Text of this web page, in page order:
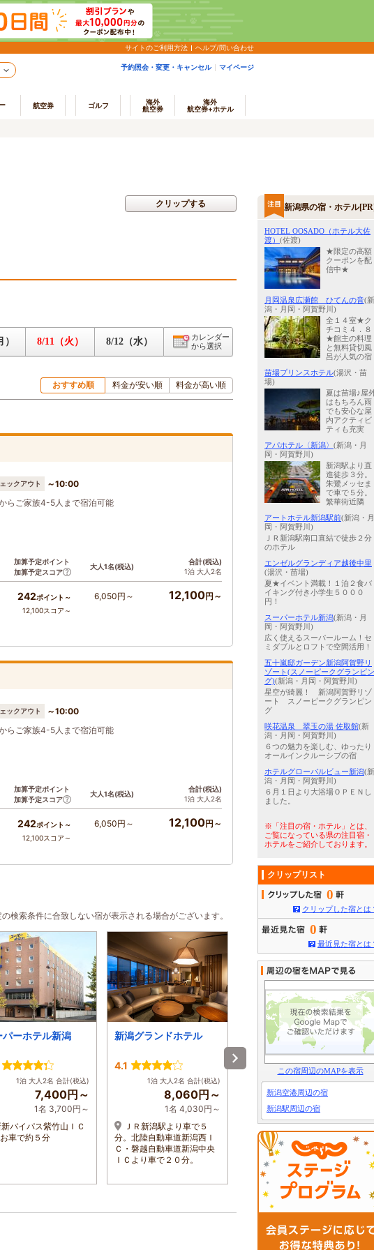
サイトのご利用方法 ヘルプ/問い合わせ
予約照会・変更・キャンセル マイページ
航空券 ゴルフ
海外
航空券
海外
航空券+ホテル
クリップする
8/11（火） 8/12（水）
カレンダー
から選択
おすすめ順 料金が安い順 料金が高い順
ックアウト
～10:00
らご家族4-5人まで宿泊可能
加算予定ポイント
加算予定スコア
大人1名(税込)
合計(税込)
1泊 大人2名
242ポイント～
12,100スコア～
6,050円～ 12,100円～
ックアウト
～10:00
らご家族4-5人まで宿泊可能
加算予定ポイント
加算予定スコア
大人1名(税込)
合計(税込)
1泊 大人2名
242ポイント～
12,100スコア～
6,050円～ 12,100円～
検索条件に合致しない宿が表示される場合がございます。
パーホテル新潟
1泊 大人2名 合計(税込)
7,400円～
1名 3,700円～
バイパス紫竹山ＩＣ
車で約５分
新潟グランドホテル
4.1
1泊 大人2名 合計(税込)
8,060円～
1名 4,030円～
ＪＲ新潟駅より車で５
分。北陸自動車道新潟西Ｉ
Ｃ・磐越自動車道新潟中央
ＩＣより車で２０分。
ホテルオークラ新潟
4.3
1泊 大人2名 合計(税込)
7,000円～
1名 3,500円～
JR新潟駅万代口→タクシ
ーで5分、 新潟空港タクシ
ー→30分、朱鷺メッセや新
潟県民会館へもアクセス良
新潟県の宿・ホテル
HOTEL OOSADO（ホテル大佐
渡） (佐渡)
★限定の高額
クーポンを配
信中★
月岡温泉広瀬館 ひてんの音(新
潟・月岡・阿賀野川)
全１４室★ク
チコミ４．８
★館主の料理
と無料貸切風
呂が人気の宿
苗場プリンスホテル(湯沢・苗
場)
夏は苗場♪屋
はもちろん雨
でも安心な屋
内アクティビ
ティも充実
アパホテル〈新潟〉 (新潟・月
岡・阿賀野川)
新潟駅より直
進徒歩３分。
朱鷺メッセま
で車で５分。
繁華街近隣
アートホテル新潟駅前(新潟・月
岡・阿賀野川)
ＪＲ新潟駅南口直結で徒歩２分
のホテル
エンゼルグランディア越後中里
(湯沢・苗場)
夏★イベント満載！１泊２食バ
イキング付き小学生５０００
円！
スーパーホテル新潟(新潟・月
岡・阿賀野川)
広く使えるスーパールーム！セ
ミダブルとロフトで空間活用！
五十嵐邸ガーデン新潟阿賀野リ
ゾート(スノーピークグランピン
グ)(新潟・月岡・阿賀野川)
星空が綺麗！ 新潟阿賀野リゾ
ート スノーピークグランピン
グ
咲花温泉 翠玉の湯 佐取館(新
潟・月岡・阿賀野川)
６つの魅力を楽しむ、ゆったり
オールインクルーシブの宿
ホテルグローバルビュー新潟(新
潟・月岡・阿賀野川)
６月１日より大浴場ＯＰＥＮし
ました。
※「注目の宿・ホテル」とは、
ご覧になっている県の注目宿・
ホテルをご紹介しております。
クリップリスト
0
クリップした宿とは
0
最近見た宿とは
この宿周辺のMAPを表示
新潟空港周辺の宿
新潟駅周辺の宿